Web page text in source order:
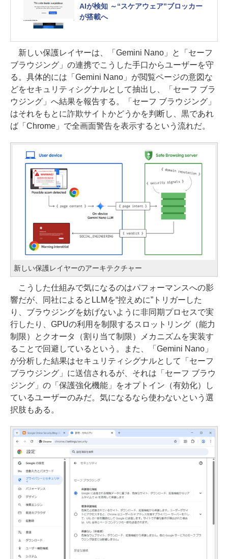
AIが検知 ～“スケアウェア”ブロッカー
が搭載へ
新しい保護レイヤーは、「Gemini Nano」と「セーフ
ブラウジング」の連携でこうした手口からユーザーを守
る。具体的には「Gemini Nano」が閲覧ページの意図な
どをセキュリティシグナルとして抽出し、「セーフ ブラ
ウジング」へ結果を報告する。「セーフ ブラウジング」
はそれをもとに詐欺サイトかどうかを判断し、黒であれ
ば「Chrome」で全画面警告を表示するという流れだ。
新しい保護レイヤーのアーキテクチャー
こうした仕組みで気になるのはパフォーマンスへの影
響だが、同社によるとLLMを“控えめに”トリガーした
り、ブラウジングを妨げないように非同期プロセスで実
行したり、GPUの利用を制限するスロットリング（能力
制限）とクオータ（割り当て制限）メカニズムを実装す
ることで回避しているという。また、「Gemini Nano」
が分析した結果はセキュリティシグナルとして「セーフ
ブラウジング」に送信されるが、それは「セーフ ブラウ
ジング」の「保護強化機能」をオプトイン（有効化）し
ているユーザーのみだ。気になるなら使わないという選
択肢もある。